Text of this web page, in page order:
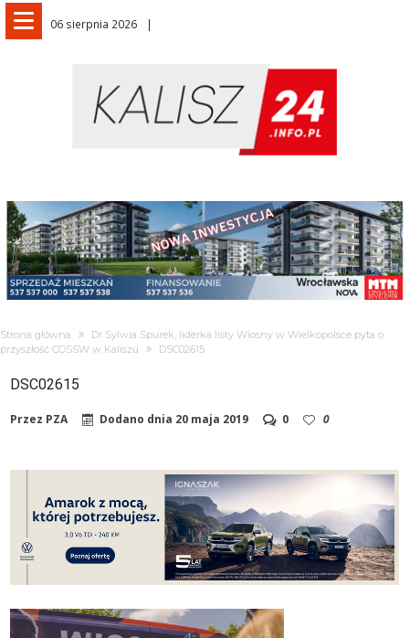
06 sierpnia 2026
Strona główna
Dr Sylwia Spurek, liderka listy Wiosny w Wielkopolsce pyta o
przyszłość COSSW w Kaliszu
DSC02615
DSC02615
Przez PZA Dodano dnia 20 maja 2019 0 0